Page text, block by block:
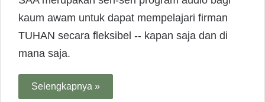
kaum awam untuk dapat mempelajari firman
TUHAN secara fleksibel -- kapan saja dan di
mana saja.
Selengkapnya »